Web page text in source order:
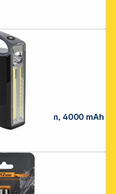
Philips LED 10W Taschenlampe 1000 lm, 4000 mAh